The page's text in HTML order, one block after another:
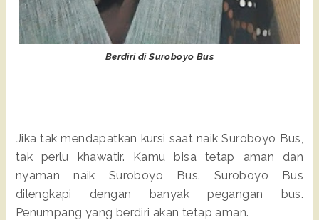
Berdiri di Suroboyo Bus
Jika tak mendapatkan kursi saat naik Suroboyo Bus,
tak perlu khawatir. Kamu bisa tetap aman dan
nyaman naik Suroboyo Bus. Suroboyo Bus
dilengkapi dengan banyak pegangan bus.
Penumpang yang berdiri akan tetap aman.